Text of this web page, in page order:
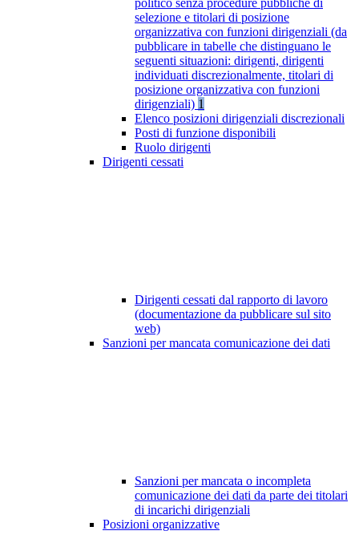
politico senza procedure pubbliche di
selezione e titolari di posizione
organizzativa con funzioni dirigenziali (da
pubblicare in tabelle che distinguano le
seguenti situazioni: dirigenti, dirigenti
individuati discrezionalmente, titolari di
posizione organizzativa con funzioni
dirigenziali) 1
Elenco posizioni dirigenziali discrezionali
Posti di funzione disponibili
Ruolo dirigenti
Dirigenti cessati
Dirigenti cessati dal rapporto di lavoro
(documentazione da pubblicare sul sito
web)
Sanzioni per mancata comunicazione dei dati
Sanzioni per mancata o incompleta
comunicazione dei dati da parte dei titolari
di incarichi dirigenziali
Posizioni organizzative